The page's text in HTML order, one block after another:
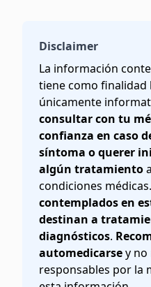
Disclaimer
La información
tiene como
únicamente
consultar con tu
confianza en caso
síntoma o querer
algún tratamiento
condiciones médicas.
contemplados en
destinan a
diagnósticos.
automedicarsey no
responsables por la